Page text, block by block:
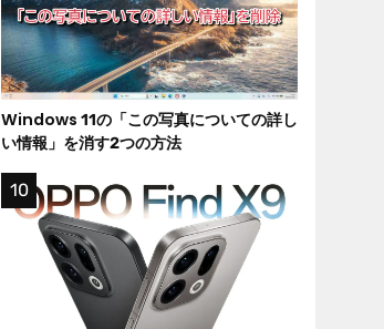
Windows 11の「この写真についての詳し
い情報」を消す2つの方法